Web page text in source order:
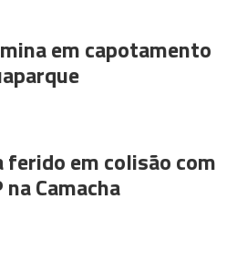
em capotamento
em colisão com
Camacha